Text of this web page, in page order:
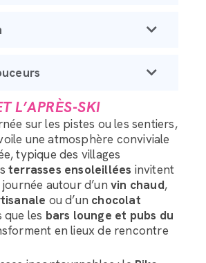
L’APRÈS-SKI
sur les pistes ou les sentiers,
une atmosphère conviviale
typique des villages
terrasses ensoleillées invitent
autour d’un vin chaud,
ou d’un chocolat
que les bars lounge et pubs du
en lieux de rencontre